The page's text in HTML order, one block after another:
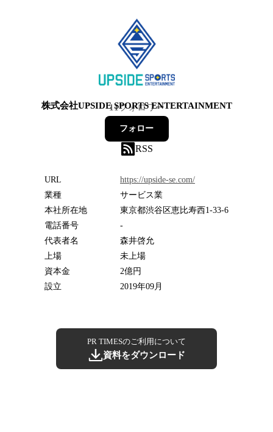
株式会社UPSIDE SPORTS ENTERTAINMENT
11フォロワー
フォロー
RSS
URL
https://upside-se.com/
業種
サービス業
本社所在地
東京都渋谷区恵比寿西1-33-6
電話番号
-
代表者名
森井啓允
上場
未上場
資本金
2億円
設立
2019年09月
PR TIMESのご利用について
資料をダウンロード